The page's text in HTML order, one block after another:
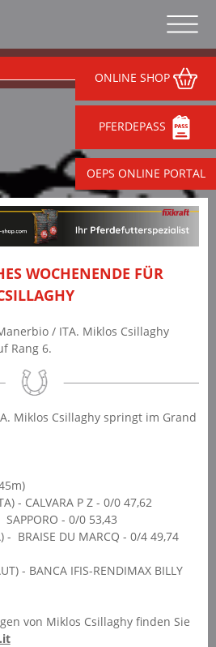
ONLINE SHOP
PFERDEPASS
OEPS ONLINE PORTAL
WOCHENENDE FÜR
/ ITA. Miklos Csillaghy
Rang 6.
Miklos Csillaghy springt im Grand
- CALVARA P Z - 0/0 47,62
SAPPORO - 0/0 53,43
- BRAISE DU MARCQ - 0/4 49,74
- BANCA IFIS-RENDIMAX BILLY
von Miklos Csillaghy finden Sie